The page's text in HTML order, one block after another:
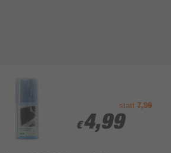
statt 7,99
€ 4,99
€ 4,99